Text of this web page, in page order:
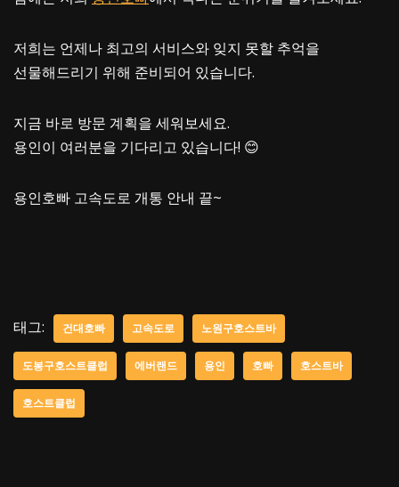
저희는 언제나 최고의 서비스와 잊지 못할 추억을
선물해드리기 위해 준비되어 있습니다.
지금 바로 방문 계획을 세워보세요.
용인이 여러분을 기다리고 있습니다! 😊
용인호빠 고속도로 개통 안내 끝~
태그: 건대호빠 고속도로 노원구호스트바
도봉구호스트클럽 에버랜드 용인 호빠 호스트바
호스트클럽